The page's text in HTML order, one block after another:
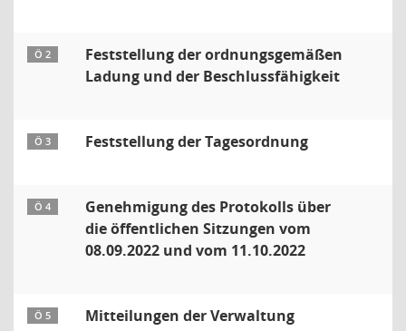
Ö 2
Feststellung der ordnungsgemäßen
Ladung und der Beschlussfähigkeit
Ö 3 Feststellung der Tagesordnung
Ö 4
Genehmigung des Protokolls über
die öffentlichen Sitzungen vom
08.09.2022 und vom 11.10.2022
Ö 5 Mitteilungen der Verwaltung